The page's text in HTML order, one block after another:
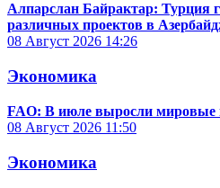
Алпарслан Байрактар: Турция
различных проектов в
08 Август 2026 14:26
Экономика
FAO: В июле выросли мировые
08 Август 2026 11:50
Экономика